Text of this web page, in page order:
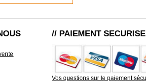
// PAIEMENT SECURISE
Vos questions sur le paiement